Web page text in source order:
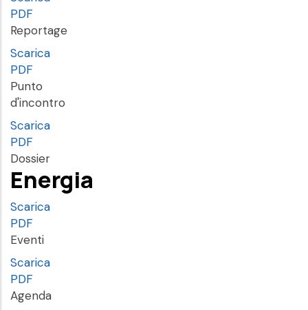
PDF
Reportage
Scarica
PDF
Punto
d'incontro
Scarica
PDF
Dossier
Energia
Scarica
PDF
Eventi
Scarica
PDF
Agenda